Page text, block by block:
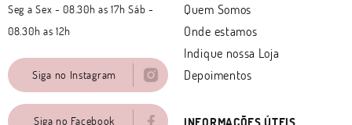
Seg a Sex - 08.30h as 17h Sáb -
08.30h as 12h
Siga no Instagram
Siga no Facebook
Quem Somos
Onde estamos
Indique nossa Loja
Depoimentos
INFORMAÇÕES ÚTEIS